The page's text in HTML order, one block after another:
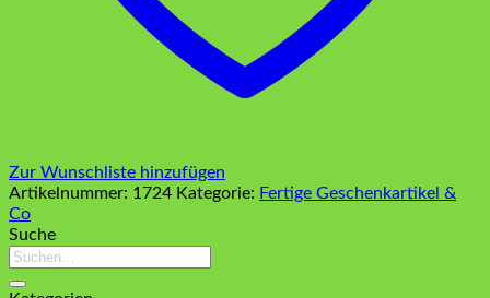
Zur Wunschliste hinzufügen
Artikelnummer: 1724 Kategorie: Fertige Geschenkartikel &
Co
Suche
Suchen